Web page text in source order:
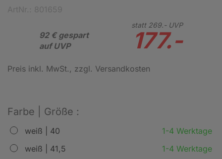
92 € gespart
auf UVP
statt 269.-UVP
177.-
Preis inkl. MwSt., zzgl. Versandkosten
Farbe | Größe :
weiß | 40
1-4 Werktage
weiß | 41,5
1-4 Werktage